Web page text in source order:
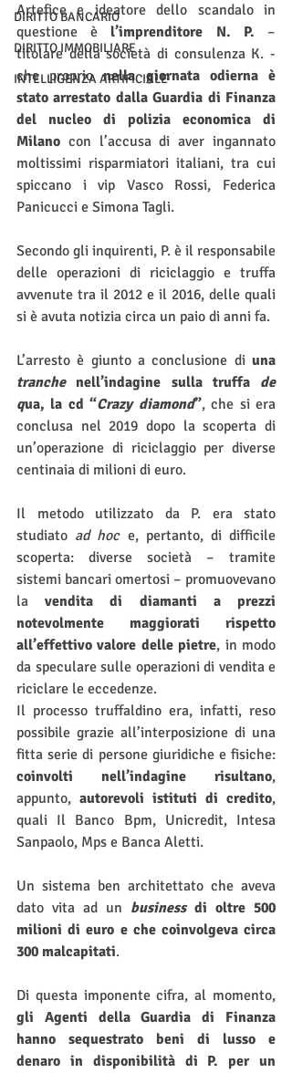
DIRITTO BANCARIO
DIRITTO IMMOBILIARE
INTELLIGENZA ARTIFICIALE
Artefice e ideatore dello scandalo in
questione è l’imprenditore N. P. –
titolare della società di consulenza K. -
che proprio nella giornata odierna è
stato arrestato dalla Guardia di Finanza
del nucleo di polizia economica di
Milano con l’accusa di aver ingannato
moltissimi risparmiatori italiani, tra cui
spiccano i vip Vasco Rossi, Federica
Panicucci e Simona Tagli.
Secondo gli inquirenti, P. è il responsabile
delle operazioni di riciclaggio e truffa
avvenute tra il 2012 e il 2016, delle quali
si è avuta notizia circa un paio di anni fa.
L’arresto è giunto a conclusione di
tranche nell’indagine sulla truffa de
qua, la cd “Crazy diamond”, che si era
conclusa nel 2019 dopo la scoperta di
un’operazione di riciclaggio per diverse
centinaia di milioni di euro.
Il metodo utilizzato da P. era stato
studiato ad hoc e, pertanto, di difficile
scoperta: diverse società – tramite
sistemi bancari omertosi – promuovevano
la vendita di diamanti a prezzi
notevolmente maggiorati rispetto
all’effettivo valore delle pietre, in modo
da speculare sulle operazioni di vendita e
riciclare le eccedenze.
Il processo truffaldino era, infatti, reso
possibile grazie all’interposizione di una
coinvolti nell’indagine risultano,
appunto, autorevoli istituti di credito,
quali Il Banco Bpm, Unicredit, Intesa
Sanpaolo, Mps e Banca Aletti.
Un sistema ben architettato che aveva
dato vita ad un business di oltre 500
milioni di euro e che coinvolgeva circa
300 malcapitati.
gli Agenti della Guardia di Finanza
hanno sequestrato beni di lusso e
denaro in disponibilità di P. per un